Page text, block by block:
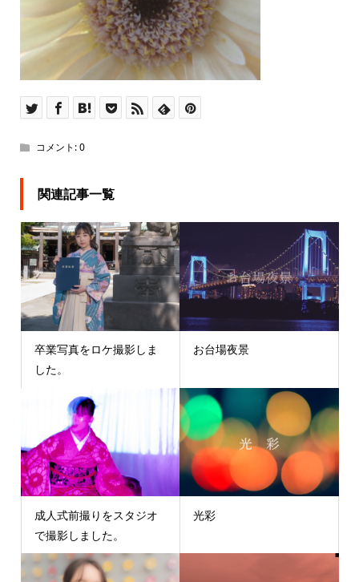
コメント:0
関連記事一覧
卒業写真をロケ撮影しま
した。
お台場夜景
成人式前撮りをスタジオ
で撮影しました。
光彩